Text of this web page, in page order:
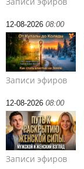
12-08-2026 08:00
Записи эфиров
12-08-2026 08:00
Записи эфиров